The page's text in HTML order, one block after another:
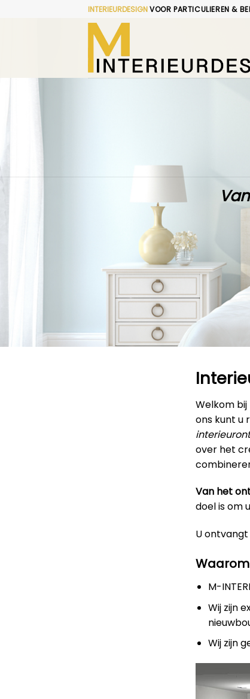
INTERIEURDESIGNVOOR PARTICULIEREN &
Welkom bij
ons kunt u
over het
Van het
doel is om
U
M-
Wij zijn
Wij zijn